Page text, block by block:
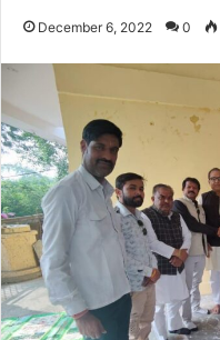
December 6, 2022 0